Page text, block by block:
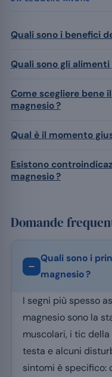
Quali sono i benefici
Quali sono gli
Come scegliere bene
magnesio ?
Qual è il momento
Esistono
magnesio ?
Domande
Quali sono i
magnesio ?
I segni più spesso
magnesio sono la
muscolari, i tic
testa e alcuni
sintomi è specifico: